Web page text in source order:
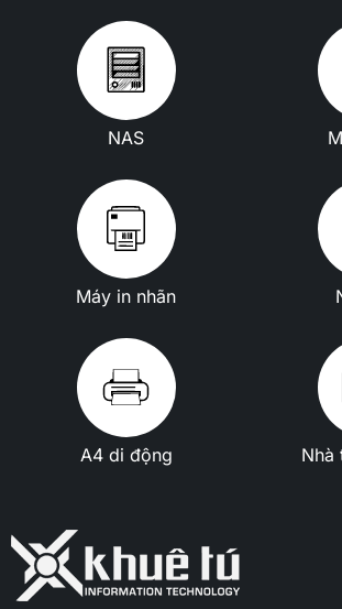
NAS
Máy in nhãn
A4 di động Nhà